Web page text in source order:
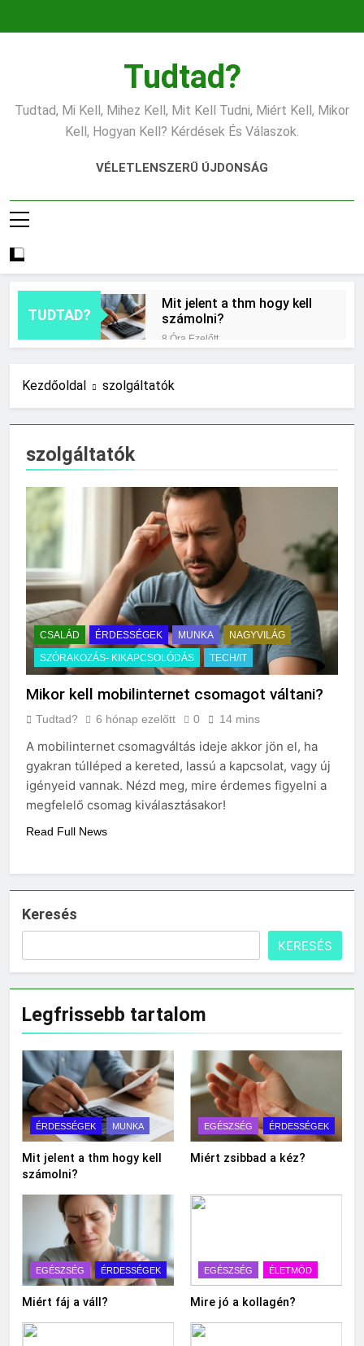
Tudtad?
Tudtad, Mi Kell, Mihez Kell, Mit Kell Tudni, Miért Kell, Mikor
Kell, Hogyan Kell? Kérdések És Válaszok.
VÉLETLENSZERŰ ÚJDONSÁG
TUDTAD?
Mit jelent a thm hogy kell
számolni?
8 Óra Ezelőtt
2 Nap Ezelőtt
Mit jelent a magas
CRP?
2 Nap Ezelőtt
Mikor kell tetőt
cserélni?
2 Nap Ezelőtt
Mit jelent a magas
vérnyomás?
3 Nap Ezelőtt
választani?
3 Nap Ezelőtt
3 Nap Ezelőtt
Kezdőoldal szolgáltatók
szolgáltatók
CSALÁD ÉRDESSÉGEK MUNKA
NAGYVILÁG
SZÓRAKOZÁS- KIKAPCSOLÓDÁS
TECH/IT
Mikor kell mobilinternet csomagot váltani?
Tudtad? 6 hónap ezelőtt 0 14 mins
A mobilinternet csomagváltás ideje akkor jön el, ha
gyakran túlléped a kereted, lassú a kapcsolat, vagy új
igényeid vannak. Nézd meg, mire érdemes figyelni a
megfelelő csomag kiválasztásakor!
Read Full News
Keresés
KERESÉS
Legfrissebb tartalom
ÉRDESSÉGEK MUNKA
Mit jelent a thm hogy kell
számolni?
EGÉSZSÉG ÉRDESSÉGEK
Miért zsibbad a kéz?
EGÉSZSÉG ÉRDESSÉGEK
Miért fáj a váll?
EGÉSZSÉG ÉLETMÓD
Mire jó a kollagén?